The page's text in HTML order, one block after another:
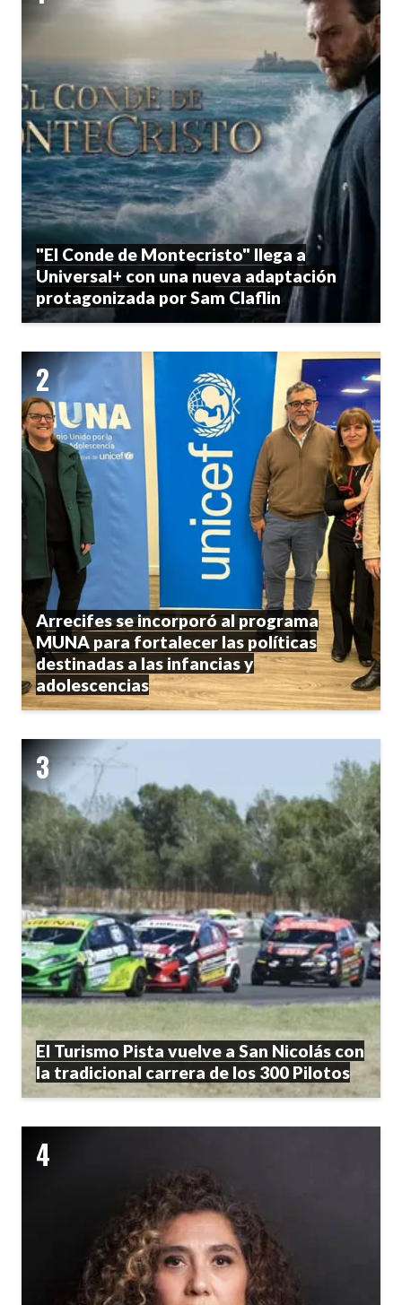
"El Conde de Montecristo" llega a
Universal+ con una nueva adaptación
protagonizada por Sam Claflin
Arrecifes se incorporó al programa
MUNA para fortalecer las políticas
destinadas a las infancias y
adolescencias
El Turismo Pista vuelve a San Nicolás con
la tradicional carrera de los 300 Pilotos